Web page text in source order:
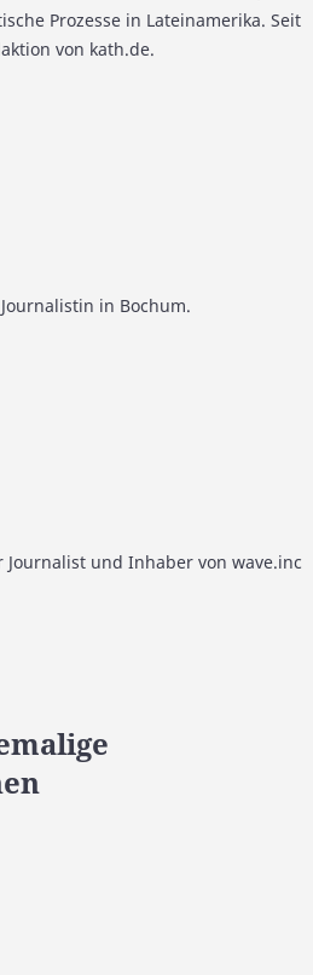
Prozesse in Lateinamerika. Seit
von kath.de.
in Bochum.
und Inhaber von wave.inc